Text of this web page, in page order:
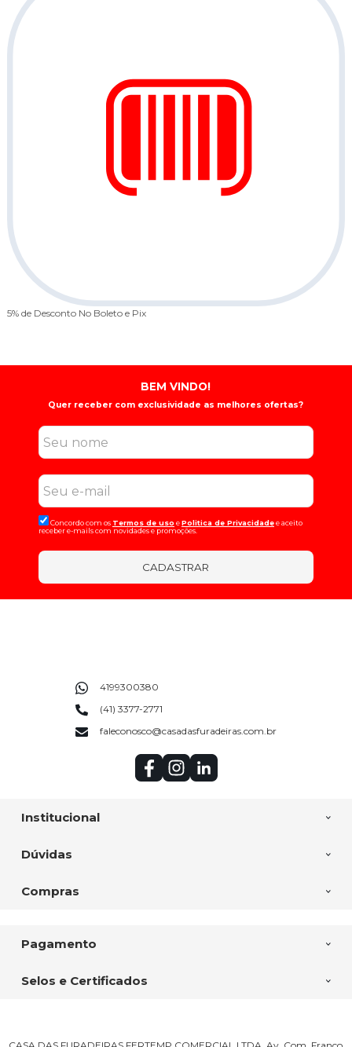
Parcelamento em até 10x No Cartão de Crédito
BEM VINDO!
Quer receber com exclusividade as melhores ofertas?
Concordo com os Termos de uso ePolitica de Privacidadee aceito
receber e-mails com novidades e promoções.
CADASTRAR
Institucional
Dúvidas
Compras
4199300380
(41) 3377-2771
faleconosco@casadasfuradeiras.com.br
Pagamento
Selos e Certificados